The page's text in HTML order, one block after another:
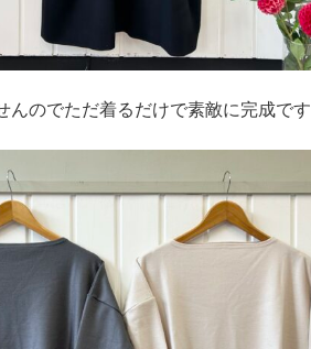
んのでただ着るだけで素敵に完成です